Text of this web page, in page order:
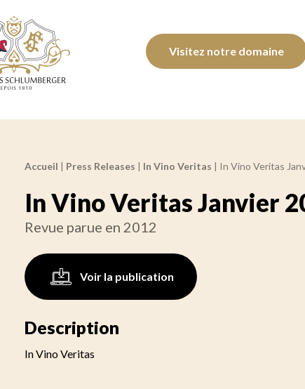
Schlumberger Vignerons 100% récoltants depuis 1810
Visitez notre domaine
Fil d'Ariane :
Accueil | Press Releases | In Vino Veritas | In Vino Veritas
In Vino Veritas Janvier
Revue parue en 2012
Voir la publication
Description
In Vino Veritas